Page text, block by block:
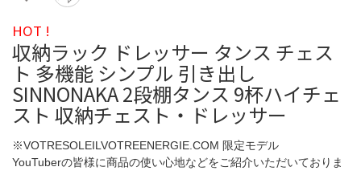
HOT !
収納ラック ドレッサー タンス チェス
ト 多機能 シンプル 引き出し
SINNONAKA 2段棚タンス 9杯ハイチェ
スト 収納チェスト・ドレッサー
※VOTRESOLEILVOTREENERGIE.COM 限定モデル
YouTuberの皆様に商品の使い心地などをご紹介いただいておりま